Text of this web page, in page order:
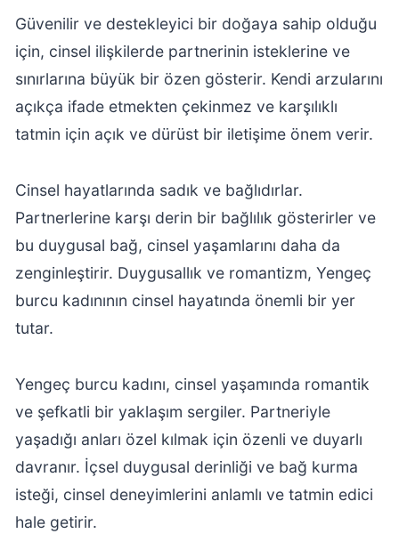
Güvenilir ve destekleyici bir doğaya sahip olduğu
için, cinsel ilişkilerde partnerinin isteklerine ve
sınırlarına büyük bir özen gösterir. Kendi arzularını
açıkça ifade etmekten çekinmez ve karşılıklı
tatmin için açık ve dürüst bir iletişime önem verir.
Cinsel hayatlarında sadık ve bağlıdırlar.
Partnerlerine karşı derin bir bağlılık gösterirler ve
bu duygusal bağ, cinsel yaşamlarını daha da
zenginleştirir. Duygusallık ve romantizm, Yengeç
burcu kadınının cinsel hayatında önemli bir yer
tutar.
Yengeç burcu kadını, cinsel yaşamında romantik
ve şefkatli bir yaklaşım sergiler. Partneriyle
yaşadığı anları özel kılmak için özenli ve duyarlı
davranır. İçsel duygusal derinliği ve bağ kurma
isteği, cinsel deneyimlerini anlamlı ve tatmin edici
hale getirir.